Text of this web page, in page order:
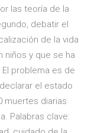
las teoría de la
debatir el
de la vida
niños y que se ha
problema es de
el estado
muertes diarias
Palabras clave: